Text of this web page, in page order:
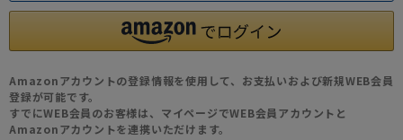
Amazonアカウントの登録情報を使用して、お支払いおよび新規WEB会員
登録が可能です。
すでにWEB会員のお客様は、マイページでWEB会員アカウントと
Amazonアカウントを連携いただけます。